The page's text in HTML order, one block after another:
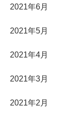
2021年6月
2021年5月
2021年4月
2021年3月
2021年2月